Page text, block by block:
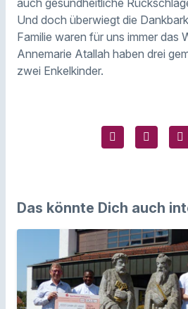
auch gesundheitliche
Und doch überwiegt die
Familie waren für uns immer das
Annemarie Atallah haben drei
zwei Enkelkinder.
Das könnte Dich auch